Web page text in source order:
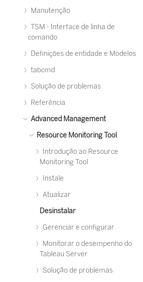
Manutenção
TSM - Interface de linha de
comando
Definições de entidade e Modelos
tabcmd
Solução de problemas
Referência
Advanced Management
Resource Monitoring Tool
Introdução ao Resource
Monitoring Tool
Instale
Atualizar
Desinstalar
Gerenciar e configurar
Monitorar o desempenho do
Tableau Server
Solução de problemas